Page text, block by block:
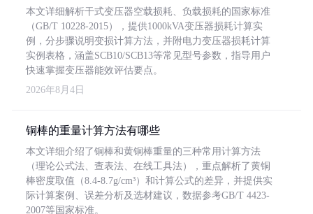
本文详细解析干式变压器空载损耗、负载损耗的国家标准
（GB/T 10228-2015），提供1000kVA变压器损耗计算实
例，分步骤说明变损计算方法，并附电力变压器损耗计算
实例表格，涵盖SCB10/SCB13等常见型号参数，指导用户
快速掌握变压器能效评估要点。
2026年8月4日
铜棒的重量计算方法有哪些
本文详细介绍了铜棒和黄铜棒重量的三种常用计算方法
（理论公式法、查表法、在线工具法），重点解析了黄铜
棒密度取值（8.4-8.7g/cm³）和计算公式的差异，并提供实
际计算案例、误差分析及选材建议，数据参考GB/T 4423-
2007等国家标准。